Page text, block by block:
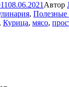
08.06.2021 Автор
, Полезные
, Курица, мясо,